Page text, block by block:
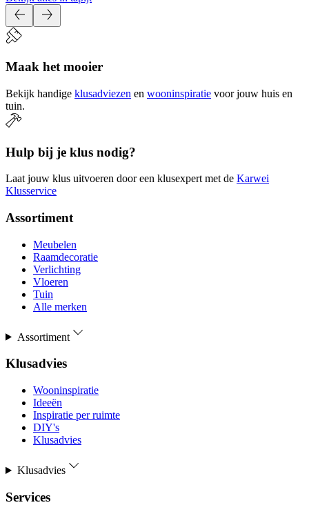
Maak het mooier
Bekijk handige klusadviezen en wooninspiratie voor jouw huis en
tuin.
Hulp bij je klus nodig?
Laat jouw klus uitvoeren door een klusexpert met de Karwei
Klusservice
Assortiment
Meubelen
Raamdecoratie
Verlichting
Vloeren
Tuin
Alle merken
Assortiment
Klusadvies
Wooninspiratie
Ideeën
Inspiratie per ruimte
DIY's
Klusadvies
Klusadvies
Services